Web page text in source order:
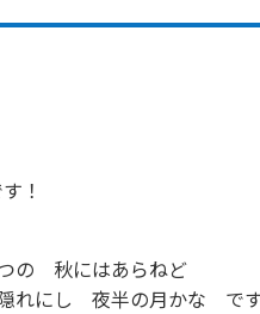
！
の　秋にはあらねど
れにし　夜半の月かな　で